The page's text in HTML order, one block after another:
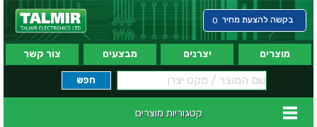
בקשה להצעת מחיר 0
מוצרים יצרנים מבצעים צור קשר
קטגוריות מוצרים